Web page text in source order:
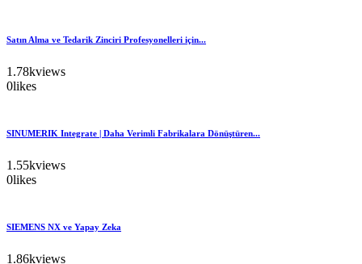
Satın Alma ve Tedarik Zinciri Profesyonelleri için...
1.78kviews
0likes
SINUMERIK Integrate | Daha Verimli Fabrikalara Dönüştüren...
1.55kviews
0likes
SIEMENS NX ve Yapay Zeka
1.86kviews